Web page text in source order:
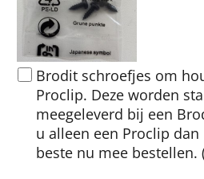
Brodit schroefjes om
Proclip. Deze worden
meegeleverd bij een
u alleen een Proclip
beste nu mee bestellen.